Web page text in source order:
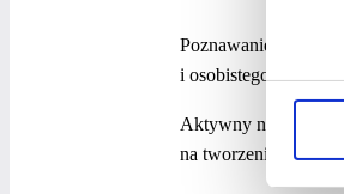
Poznawanie
i osobistego lub – po
Aktywny networking
na tworzenie